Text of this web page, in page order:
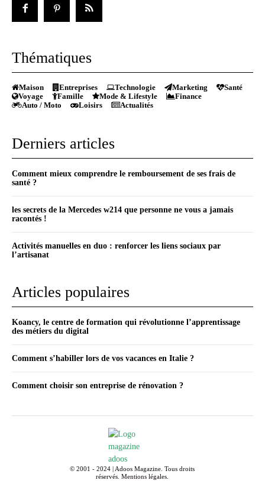
Thématiques
Maison Entreprises Technologie Marketing
Santé
Voyage
Famille Mode & Lifestyle
Finance
Auto / Moto
Loisirs Actualités
Derniers articles
Comment mieux comprendre le remboursement de ses frais de
santé ?
les secrets de la Mercedes w214 que personne ne vous a jamais
racontés !
Activités manuelles en duo : renforcer les liens sociaux par
l’artisanat
Articles populaires
Koancy, le centre de formation qui révolutionne l’apprentissage
des métiers du digital
Comment s’habiller lors de vos vacances en Italie ?
Comment choisir son entreprise de rénovation ?
© 2001 - 2024 | Adoos Magazine. Tous droits
réservés.Mentions légales